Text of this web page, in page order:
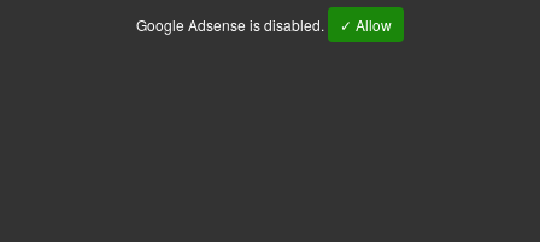
Google Adsense is disabled. ✓ Allow